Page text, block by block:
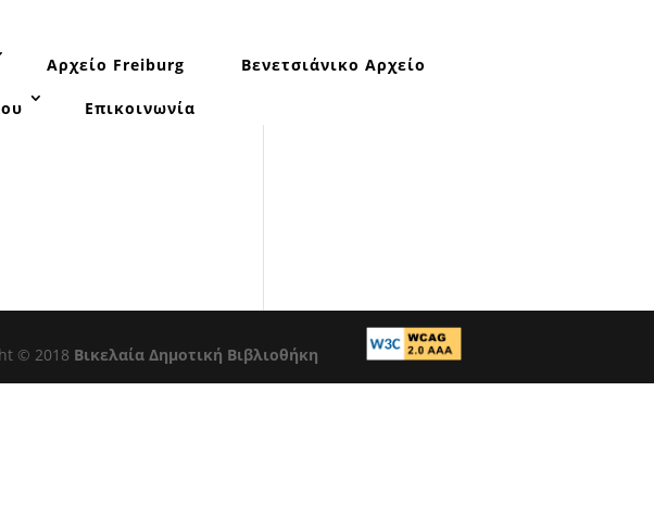
Αρχείο Freiburg Βενετσιάνικο Αρχείο
Επικοινωνία
© 2018 Βικελαία Δημοτική Βιβλιοθήκη